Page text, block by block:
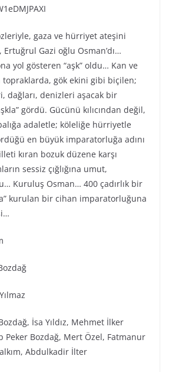
gaza ve hürriyet ateşini
Ertuğrul Gazi oğlu Osman’dı…
yol gösteren “aşk” oldu… Kan ve
topraklarda, gök ekini gibi biçilen;
dağları, denizleri aşacak bir
gördü. Gücünü kılıcından değil,
adaletle; köleliğe hürriyetle
en büyük imparatorluğa adını
kıran bozuk düzene karşı
sessiz çığlığına umut,
Kuruluş Osman… 400 çadırlık bir
kurulan bir cihan imparatorluğuna
İsa Yıldız, Mehmet İlker
Peker Bozdağ, Mert Özel, Fatmanur
Abdulkadir İlter